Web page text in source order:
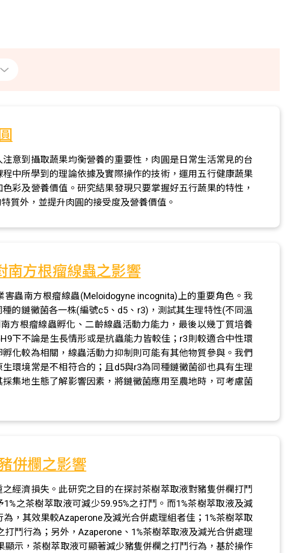
意到攝取蔬果均衡營養的重要性，肉圓是日常生活常見的台
中所學到的理論依據及實際操作的技術，運用五行健康蔬果
彩及營養價值。研究結果發現只要掌握好五行蔬果的特性，
質外，並提升肉圓的接受度及營養價值。
南方根瘤線蟲之影響
蟲南方根瘤線蟲(Meloidogyne incognita)上的重要角色。我
的鏈黴菌各一株(編號c5、d5、r3)，測試其生理特性(不同溫
方根瘤線蟲孵化、二齡線蟲活動力能力，最後以幾丁質培養
下不論是生長情形或是抗蟲能力皆較佳；r3則較適合中性環
化較為相關，線蟲活動力抑制則可能有其他物質參與。我們
環境常是不相符合的；且d5與r3為同種鏈黴菌卻也具有生理
集地生態了解影響因素，將鏈黴菌應用至農地時，可考慮菌
併欄之影響
經濟損失。此研究之目的在探討茶樹萃取液對豬隻併欄打鬥
之茶樹萃取液可減少59.95%之打鬥。而1%茶樹萃取液及減
，其效果較Azaperone及減光合併處理組者佳；1%茶樹萃取
打鬥行為；另外，Azaperone、1%茶樹萃取液及減光合併處理
顯示，茶樹萃取液可顯著減少豬隻併欄之打鬥行為，基於操作